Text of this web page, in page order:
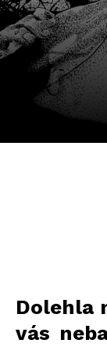
Dolehla
vás